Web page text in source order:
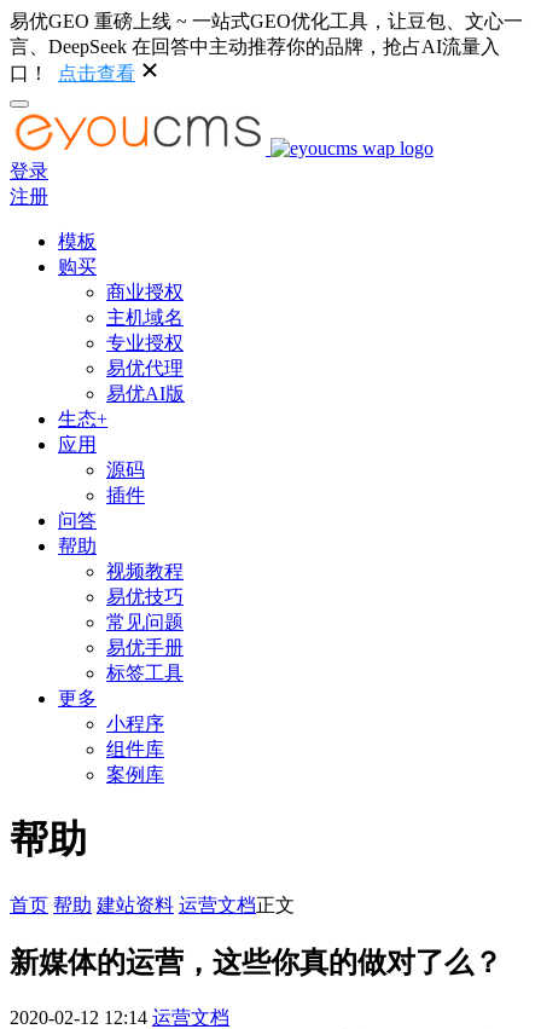
易优GEO 重磅上线 ~ 一站式GEO优化工具，让豆包、文心一
言、DeepSeek 在回答中主动推荐你的品牌，抢占AI流量入
口！
点击查看
登录
注册
模板
购买
商业授权
主机域名
专业授权
易优代理
易优AI版
生态+
应用
源码
插件
问答
帮助
视频教程
易优技巧
常见问题
易优手册
标签工具
更多
小程序
组件库
案例库
帮助
首页 帮助 建站资料 运营文档正文
新媒体的运营，这些你真的做对了么？
2020-02-12 12:14 运营文档